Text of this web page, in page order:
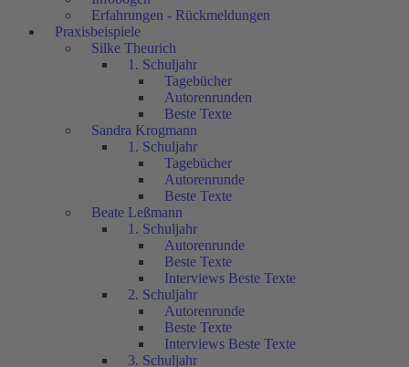
Erfahrungen - Rückmeldungen
Praxisbeispiele
Silke Theurich
1. Schuljahr
Tagebücher
Autorenrunden
Beste Texte
Sandra Krogmann
1. Schuljahr
Tagebücher
Autorenrunde
Beste Texte
Beate Leßmann
1. Schuljahr
Autorenrunde
Beste Texte
Interviews Beste Texte
2. Schuljahr
Autorenrunde
Beste Texte
Interviews Beste Texte
3. Schuljahr